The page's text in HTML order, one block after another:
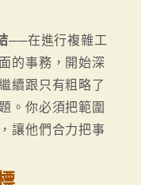
──在進行複雜工
的事務，開始深
續跟只有粗略了
。你必須把範圍
讓他們合力把事